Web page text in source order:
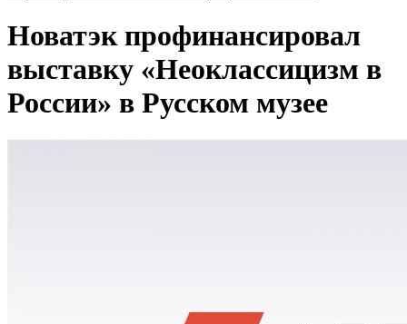
Новатэк профинансировал
выставку «Неоклассицизм в
России» в Русском музее